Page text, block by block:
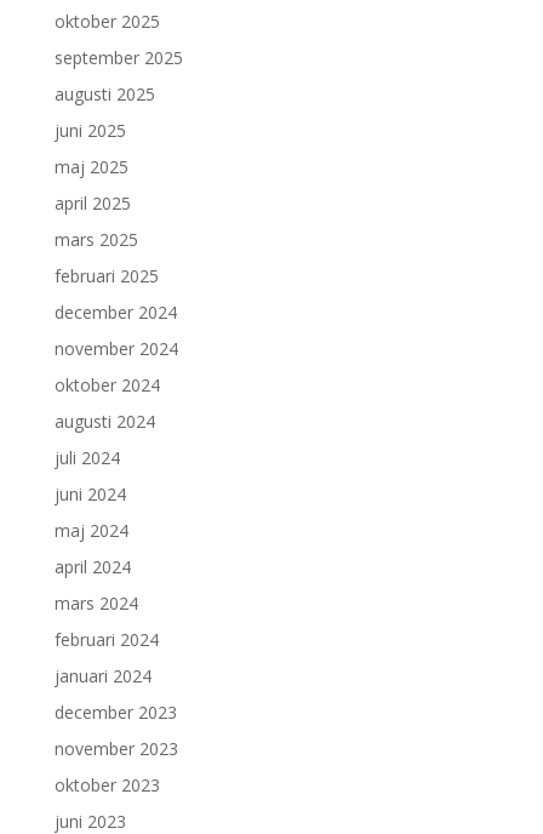
oktober 2025
september 2025
augusti 2025
juni 2025
maj 2025
april 2025
mars 2025
februari 2025
december 2024
november 2024
oktober 2024
augusti 2024
juli 2024
juni 2024
maj 2024
april 2024
mars 2024
februari 2024
januari 2024
december 2023
november 2023
oktober 2023
juni 2023